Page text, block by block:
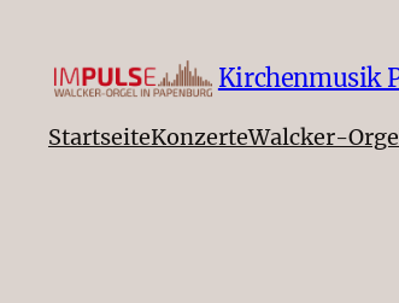
Kirchenmusik
StartseiteKonzerteWalcker-